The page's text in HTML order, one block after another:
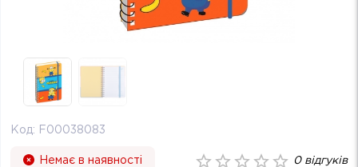
Код: F00038083
Немає в наявності 0відгуків